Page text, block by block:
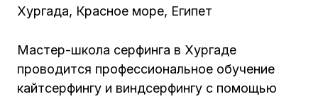
Хургада, Красное море, Египет
Мастер-школа серфинга в Хургаде
проводится профессиональное обучение
кайтсерфингу и виндсерфингу с помощью